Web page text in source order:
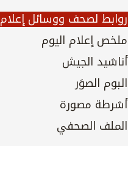
روابط لصحف ووسائل إعلام
ملخص إعلام اليوم
أناشيد الجيش
البوم الصوَر
أشرطة مصورة
الملف الصحفي